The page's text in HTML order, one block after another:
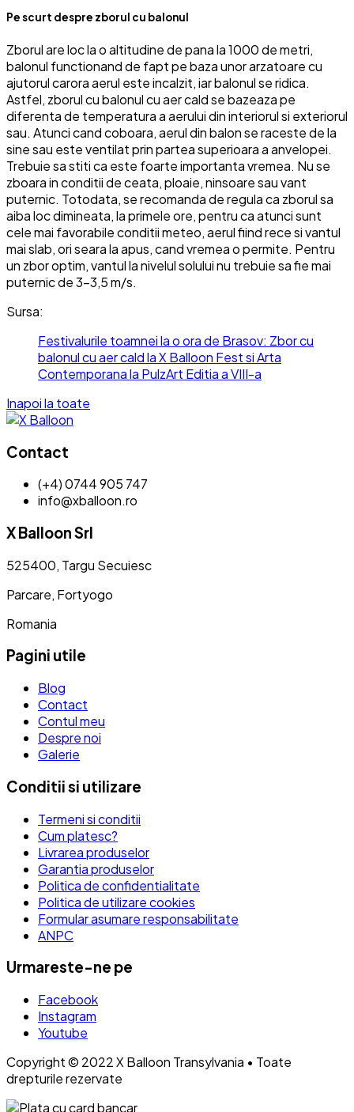
Pe scurt despre zborul cu balonul
Zborul are loc la o altitudine de pana la 1000 de metri,
balonul functionand de fapt pe baza unor arzatoare cu
ajutorul carora aerul este incalzit, iar balonul se ridica.
Astfel, zborul cu balonul cu aer cald se bazeaza pe
diferenta de temperatura a aerului din interiorul si exteriorul
sau. Atunci cand coboara, aerul din balon se raceste de la
sine sau este ventilat prin partea superioara a anvelopei.
Trebuie sa stiti ca este foarte importanta vremea. Nu se
zboara in conditii de ceata, ploaie, ninsoare sau vant
puternic. Totodata, se recomanda de regula ca zborul sa
aiba loc dimineata, la primele ore, pentru ca atunci sunt
cele mai favorabile conditii meteo, aerul fiind rece si vantul
mai slab, ori seara la apus, cand vremea o permite. Pentru
un zbor optim, vantul la nivelul solului nu trebuie sa fie mai
puternic de 3-3,5 m/s.
Sursa:
Festivalurile toamnei la o ora de Brasov: Zbor cu
balonul cu aer cald la X Balloon Fest si Arta
Contemporana la PulzArt Editia a VIII-a
Inapoi la toate
Contact
(+4) 0744 905 747
info@xballoon.ro
X Balloon Srl
525400, Targu Secuiesc
Parcare, Fortyogo
Romania
Pagini utile
Blog
Contact
Contul meu
Despre noi
Galerie
Conditii si utilizare
Termeni si conditii
Cum platesc?
Livrarea produselor
Garantia produselor
Politica de confidentialitate
Politica de utilizare cookies
Formular asumare responsabilitate
ANPC
Urmareste-ne pe
Facebook
Instagram
Youtube
Copyright © 2022 X Balloon Transylvania • Toate
drepturile rezervate